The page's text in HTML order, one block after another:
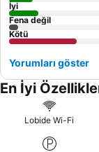
İyi
Fena değil
Kötü
Yorumları göster
En İyi
Lobide Wi-Fi